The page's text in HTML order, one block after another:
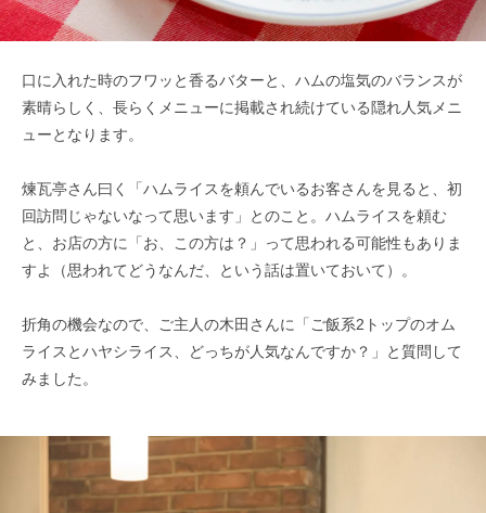
口に入れた時のフワッと香るバターと、ハムの塩気のバランスが
素晴らしく、長らくメニューに掲載され続けている隠れ人気メニ
ューとなります。
煉瓦亭さん曰く「ハムライスを頼んでいるお客さんを見ると、初
回訪問じゃないなって思います」とのこと。ハムライスを頼む
と、お店の方に「お、この方は？」って思われる可能性もありま
すよ（思われてどうなんだ、という話は置いておいて）。
折角の機会なので、ご主人の木田さんに「ご飯系2トップのオム
ライスとハヤシライス、どっちが人気なんですか？」と質問して
みました。